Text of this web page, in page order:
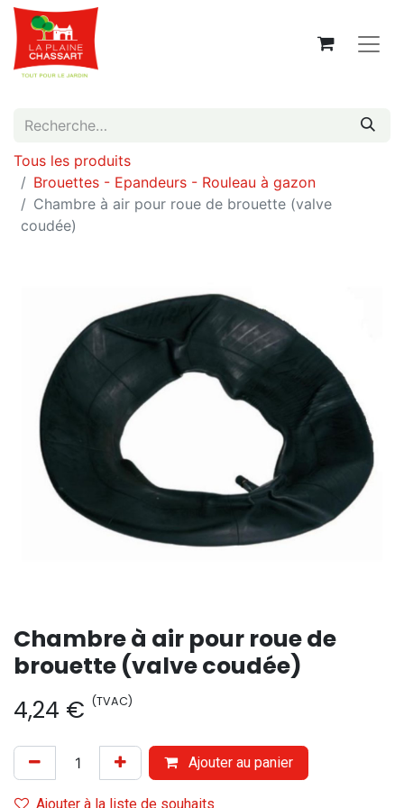
Tous les produits
Brouettes - Epandeurs - Rouleau à gazon
Chambre à air pour roue de brouette (valve
coudée)
Chambre à air pour roue de
brouette (valve coudée)
4,24 € (TVAC)
Ajouter au panier
Ajouter à la liste de souhaits